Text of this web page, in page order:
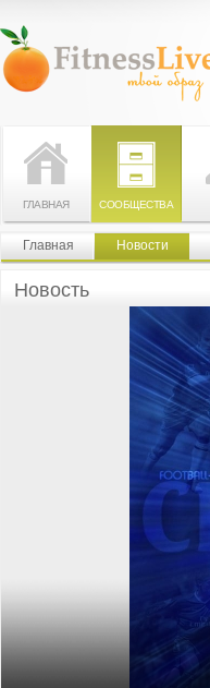
ГЛАВНАЯ СООБЩЕСТВА
Главная Новости
Новость